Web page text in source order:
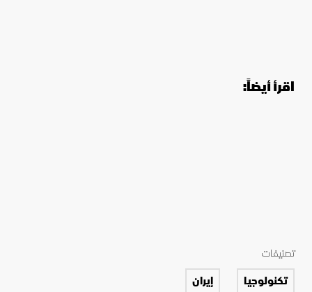
اقرأ أيضاً:
تصنيفات
تكنولوجيا إيران